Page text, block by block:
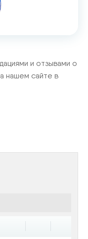
и отзывами о
нашем сайте в